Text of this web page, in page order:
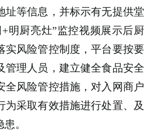
址等信息，并标示有无提供堂
明厨亮灶”监控视频展示后厨
实风险管控制度，平台要按要
管理人员，建立健全食品安全
全风险管控措施，对入网商户
为采取有效措施进行处置、及
。